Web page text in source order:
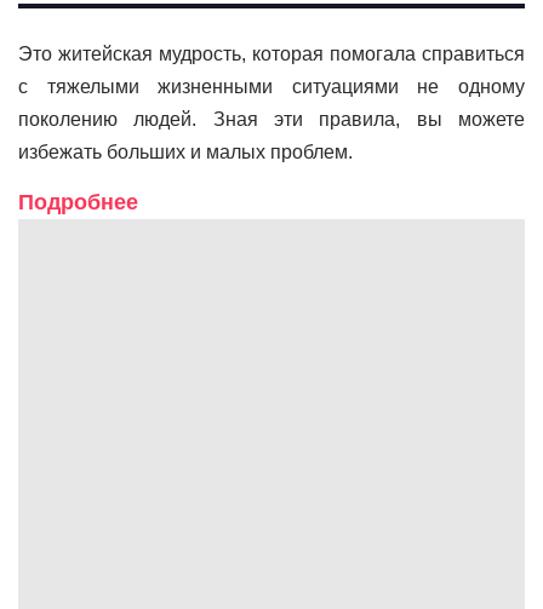
Это житейская мудрость, которая помогала справиться
с тяжелыми жизненными ситуациями не одному
поколению людей. Зная эти правила, вы можете
избежать больших и малых проблем.
Подробнее